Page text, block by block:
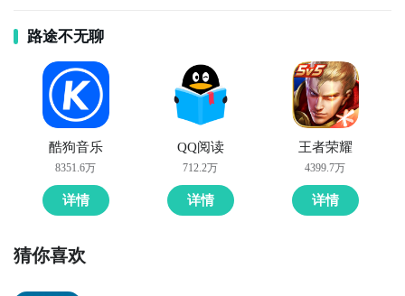
路途不无聊
酷狗音乐
8351.6万
详情
QQ阅读
712.2万
详情
王者荣耀
4399.7万
详情
猜你喜欢